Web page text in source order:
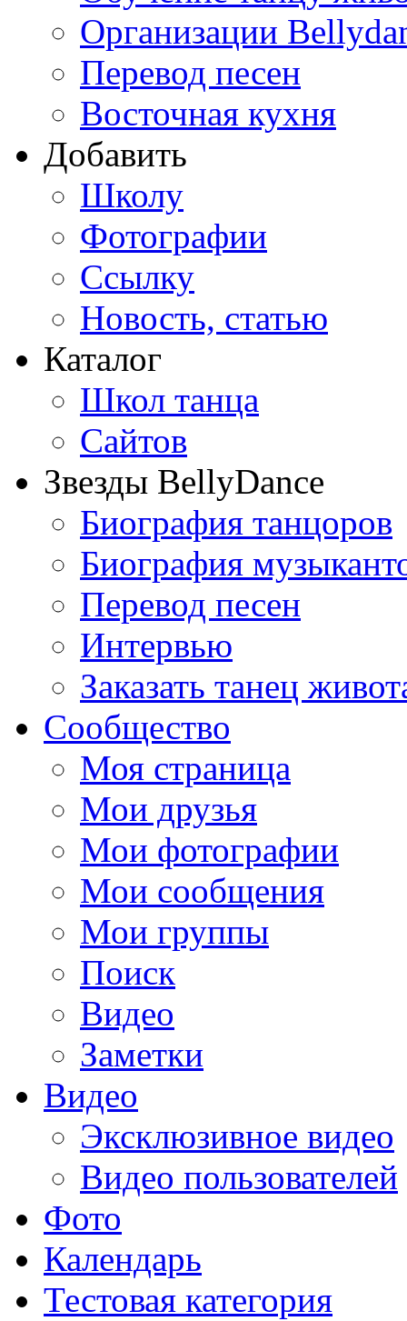
Организации
Перевод песен
Восточная кухня
Добавить
Школу
Фотографии
Ссылку
Новость, статью
Каталог
Школ танца
Сайтов
Звезды BellyDance
Биография танцоров
Биография
Перевод песен
Интервью
Заказать танец
Сообщество
Моя страница
Мои друзья
Мои фотографии
Мои сообщения
Мои группы
Поиск
Видео
Заметки
Видео
Эксклюзивное видео
Видео пользователей
Фото
Календарь
Тестовая категория